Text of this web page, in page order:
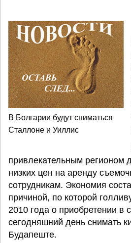
В Болгарии будут сниматься
Сталлоне и Уиллис
привлекательным регионом
низких цен на аренду
сотрудникам. Экономия
причиной, по которой
2010 года о приобретении в
сегодняшний день снимать
Будапеште.